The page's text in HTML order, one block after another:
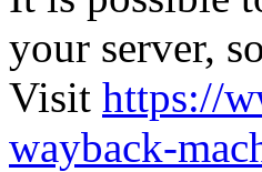
your server,
Visit https://
wayback-